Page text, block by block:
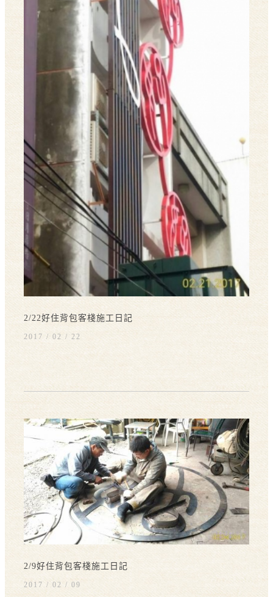
2/22好住背包客棧施工日記
2017 / 02 22
2/9好住背包客棧施工日記
2017 / 02 09